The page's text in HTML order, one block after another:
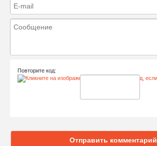
Повторите код:
Отправить комментарий